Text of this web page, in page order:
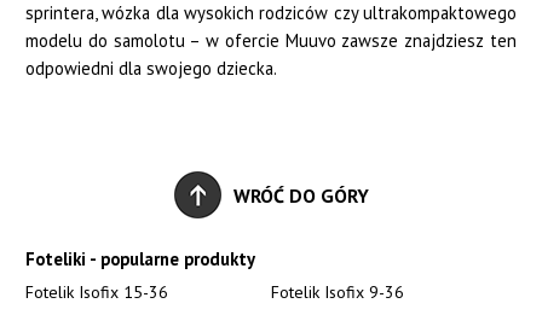
sprintera, wózka dla wysokich rodziców czy ultrakompaktowego
modelu do samolotu – w ofercie Muuvo zawsze znajdziesz ten
odpowiedni dla swojego dziecka.
WRÓĆ DO GÓRY
Foteliki - popularne produkty
Fotelik Isofix 15-36
Fotelik Isofix 9-36